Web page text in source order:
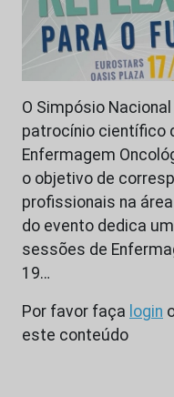
O Simpósio
patrocínio científico
Enfermagem
o objetivo de
profissionais na
do evento dedica
sessões de
19…
Por favor faça login
este conteúdo